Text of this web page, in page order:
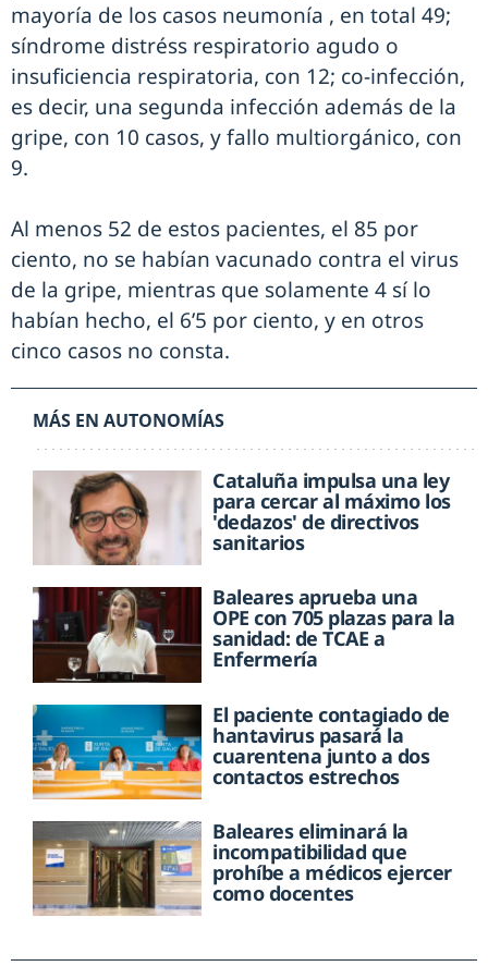
mayoría de los casos neumonía , en total 49;
síndrome distréss respiratorio agudo o
insuficiencia respiratoria, con 12; co-infección,
es decir, una segunda infección además de la
gripe, con 10 casos, y fallo multiorgánico, con
9.
Al menos 52 de estos pacientes, el 85 por
ciento, no se habían vacunado contra el virus
de la gripe, mientras que solamente 4 sí lo
habían hecho, el 6’5 por ciento, y en otros
cinco casos no consta.
MÁS EN AUTONOMÍAS
Cataluña impulsa una ley
para cercar al máximo los
'dedazos' de directivos
sanitarios
Baleares aprueba una
OPE con 705 plazas para la
sanidad: de TCAE a
Enfermería
El paciente contagiado de
hantavirus pasará la
cuarentena junto a dos
contactos estrechos
Baleares eliminará la
incompatibilidad que
prohíbe a médicos ejercer
como docentes